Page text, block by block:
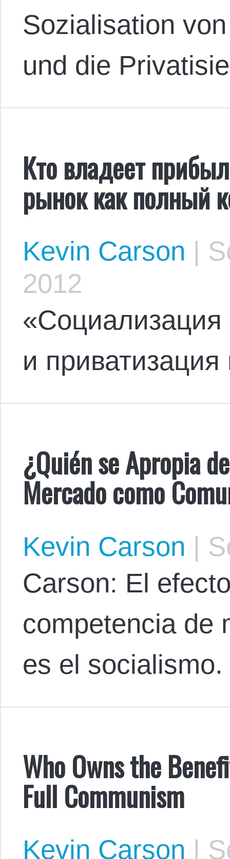
Sozialisation
und die
Кто владеет
рынок как полный
Kevin Carson |
2012
«Социализация
и
¿Quién se Apropia
Mercado como
Kevin Carson |
Carson: El
competencia de
es el socialismo.
Who Owns the
Full Communism
Kevin Carson |